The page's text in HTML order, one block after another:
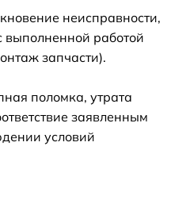
неисправности,
выполненной работой
запчасти).
поломка, утрата
заявленным
условий